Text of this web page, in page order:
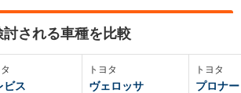
討される車種を比較
ビス
トヨタ
ヴェロッサ
トヨタ
プロナ